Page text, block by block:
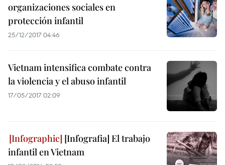
organizaciones sociales en
protección infantil
25/12/2017 04:46
Vietnam intensifica combate contra
la violencia y el abuso infantil
17/05/2017 02:09
[Infografia] El trabajo
infantil en Vietnam